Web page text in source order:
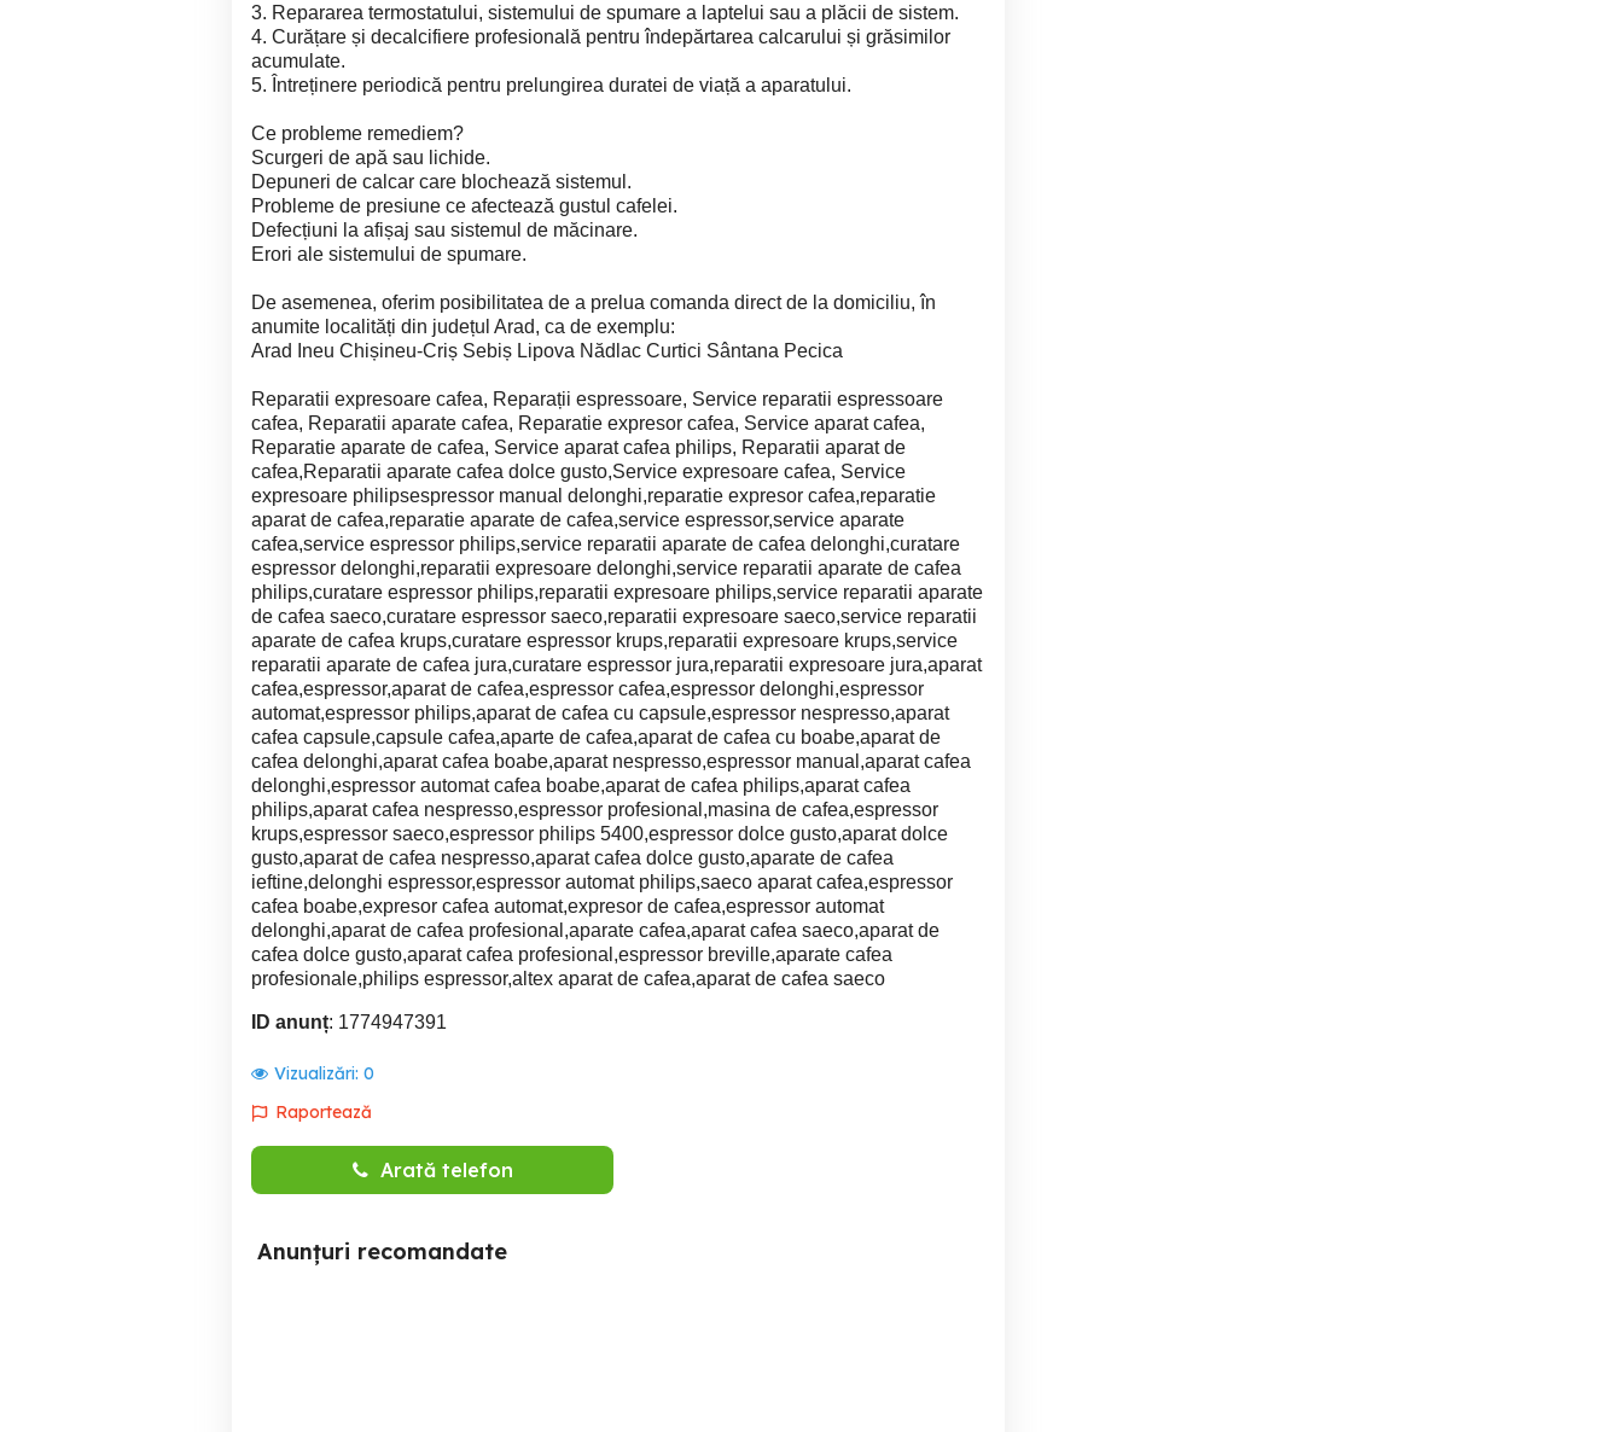
3. Repararea termostatului, sistemului de spumare a laptelui sau a plăcii de sistem.
4. Curățare și decalcifiere profesională pentru îndepărtarea calcarului și grăsimilor
acumulate.
5. Întreținere periodică pentru prelungirea duratei de viață a aparatului.
Ce probleme remediem?
Scurgeri de apă sau lichide.
Depuneri de calcar care blochează sistemul.
Probleme de presiune ce afectează gustul cafelei.
Defecțiuni la afișaj sau sistemul de măcinare.
Erori ale sistemului de spumare.
De asemenea, oferim posibilitatea de a prelua comanda direct de la domiciliu, în
anumite localități din județul Arad, ca de exemplu:
Arad Ineu Chișineu-Criș Sebiș Lipova Nădlac Curtici Sântana Pecica
Reparatii expresoare cafea, Reparații espressoare, Service reparatii espressoare
cafea, Reparatii aparate cafea, Reparatie expresor cafea, Service aparat cafea,
Reparatie aparate de cafea, Service aparat cafea philips, Reparatii aparat de
cafea,Reparatii aparate cafea dolce gusto,Service expresoare cafea, Service
expresoare philipsespressor manual delonghi,reparatie expresor cafea,reparatie
aparat de cafea,reparatie aparate de cafea,service espressor,service aparate
cafea,service espressor philips,service reparatii aparate de cafea delonghi,curatare
espressor delonghi,reparatii expresoare delonghi,service reparatii aparate de cafea
philips,curatare espressor philips,reparatii expresoare philips,service reparatii aparate
de cafea saeco,curatare espressor saeco,reparatii expresoare saeco,service reparatii
aparate de cafea krups,curatare espressor krups,reparatii expresoare krups,service
reparatii aparate de cafea jura,curatare espressor jura,reparatii expresoare jura,aparat
cafea,espressor,aparat de cafea,espressor cafea,espressor delonghi,espressor
automat,espressor philips,aparat de cafea cu capsule,espressor nespresso,aparat
cafea capsule,capsule cafea,aparte de cafea,aparat de cafea cu boabe,aparat de
cafea delonghi,aparat cafea boabe,aparat nespresso,espressor manual,aparat cafea
delonghi,espressor automat cafea boabe,aparat de cafea philips,aparat cafea
philips,aparat cafea nespresso,espressor profesional,masina de cafea,espressor
krups,espressor saeco,espressor philips 5400,espressor dolce gusto,aparat dolce
gusto,aparat de cafea nespresso,aparat cafea dolce gusto,aparate de cafea
ieftine,delonghi espressor,espressor automat philips,saeco aparat cafea,espressor
cafea boabe,expresor cafea automat,expresor de cafea,espressor automat
delonghi,aparat de cafea profesional,aparate cafea,aparat cafea saeco,aparat de
cafea dolce gusto,aparat cafea profesional,espressor breville,aparate cafea
profesionale,philips espressor,altex aparat de cafea,aparat de cafea saeco
ID anunț: 1774947391
Vizualizări: 0
Raportează
Arată telefon
Anunțuri recomandate